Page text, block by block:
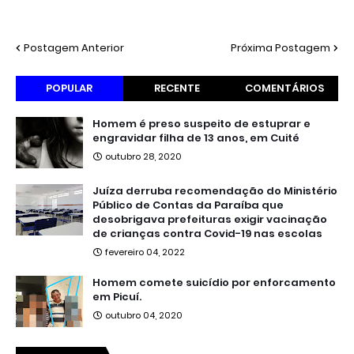
Postagem Anterior Próxima Postagem
POPULAR RECENTE COMENTÁRIOS
Homem é preso suspeito de estuprar e
engravidar filha de 13 anos, em Cuité
outubro 28, 2020
Juíza derruba recomendação do Ministério
Público de Contas da Paraíba que
desobrigava prefeituras exigir vacinação
de crianças contra Covid-19 nas escolas
fevereiro 04, 2022
Homem comete suicídio por enforcamento
em Picuí.
outubro 04, 2020